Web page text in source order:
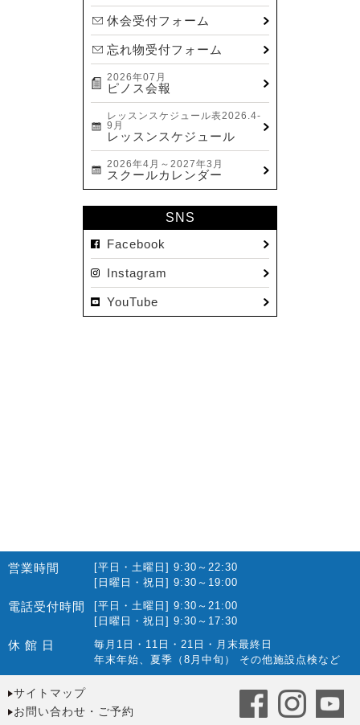
2023.04(15)
2022.11(16)
2022.01(10)
2021.12(12)
2021.10(22)
2021.09(10)
2021.08(14)
休会受付フォーム
忘れ物受付フォーム
2026年07月
ピノス会報
レッスンスケジュール表2026.4-
9月
レッスンスケジュール
2026年4月～2027年3月
スクールカレンダー
SNS
Facebook
Instagram
YouTube
営業時間
[平日・土曜日] 9:30～22:30
[日曜日・祝日] 9:30～19:00
電話受付時間
[平日・土曜日] 9:30～21:00
[日曜日・祝日] 9:30～17:30
休 館 日
毎月1日・11日・21日・月末最終日
年末年始、夏季（8月中旬） その他施設点検など
サイトマップ
お問い合わせ・ご予約